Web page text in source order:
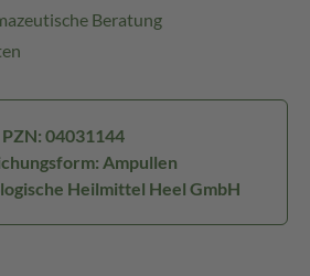
Beratung
PZN: 04031144
Ampullen
Heilmittel Heel GmbH